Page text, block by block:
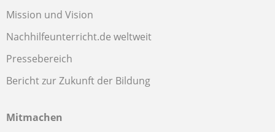
Mission und Vision
Nachhilfeunterricht.de weltweit
Pressebereich
Bericht zur Zukunft der Bildung
Mitmachen